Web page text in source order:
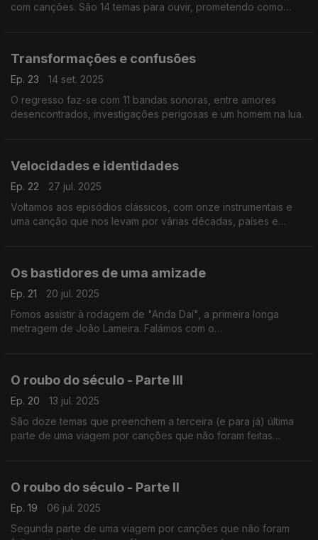
com canções. São 14 temas para ouvir, prometendo como
Transformações e confusões
Ep. 23
14 set. 2025
O regresso faz-se com 11 bandas sonoras, entre amores
desencontrados, investigações perigosas e um homem na lua.
Velocidades e identidades
Ep. 22
27 jul. 2025
Voltamos aos episódios clássicos, com onze instrumentais e
uma canção que nos levam por várias décadas, países e
Os bastidores de uma amizade
Ep. 21
20 jul. 2025
Fomos assistir à rodagem de "Anda Daí", a primeira longa
metragem de João Lameira. Falámos com o
O roubo do século - Parte III
Ep. 20
13 jul. 2025
São doze temas que preenchem a terceira (e para já) última
parte de uma viagem por canções que não foram feitas
O roubo do século - Parte II
Ep. 19
06 jul. 2025
Segunda parte de uma viagem por canções que não foram